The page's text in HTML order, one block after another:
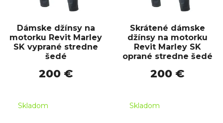
Dámske džínsy na
motorku Revit Marley
SK vyprané stredne
šedé
200 €
Skladom
Skrátené dámske
džínsy na motorku
Revit Marley SK
oprané stredne šedé
200 €
Skladom